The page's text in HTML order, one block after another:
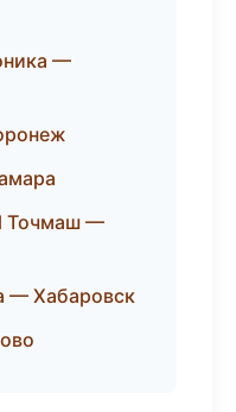
—
Точмаш —
— Хабаровск